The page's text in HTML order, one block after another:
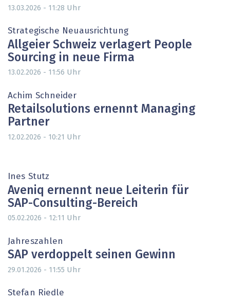
13.03.2026 - 11:28 Uhr
Strategische Neuausrichtung
Allgeier Schweiz verlagert People
Sourcing in neue Firma
13.02.2026 - 11:56 Uhr
Achim Schneider
Retailsolutions ernennt Managing
Partner
12.02.2026 - 10:21 Uhr
Ines Stutz
Aveniq ernennt neue Leiterin für
SAP-Consulting-Bereich
05.02.2026 - 12:11 Uhr
Jahreszahlen
SAP verdoppelt seinen Gewinn
29.01.2026 - 11:55 Uhr
Stefan Riedle